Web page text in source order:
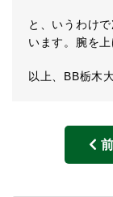
と、いうわけ
います。腕を
以上、BB栃木